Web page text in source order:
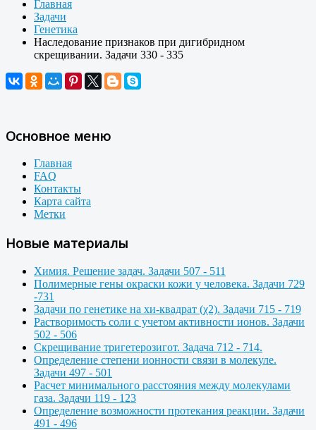
Главная
Задачи
Генетика
Наследование признаков при дигибридном
скрещивании. Задачи 330 - 335
Основное меню
Главная
FAQ
Контакты
Карта сайта
Метки
Новые материалы
Химия. Решение задач. Задачи 507 - 511
Полимерные гены окраски кожи у человека. Задачи 729
-731
Задачи по генетике на хи-квадрат (χ2). Задачи 715 - 719
Растворимость соли с учетом активности ионов. Задачи
502 - 506
Скрещивание тригетерозигот. Задача 712 - 714.
Определение степени ионности связи в молекуле.
Задачи 497 - 501
Расчет минимального расстояния между молекулами
газа. Задачи 119 - 123
Определение возможности протекания реакции. Задачи
491 - 496